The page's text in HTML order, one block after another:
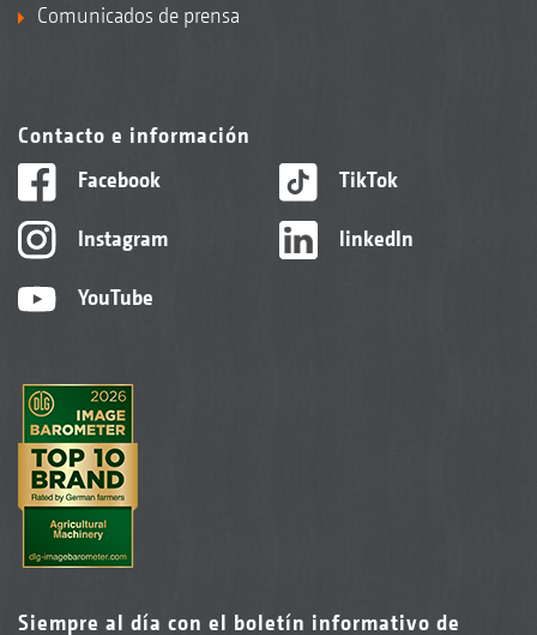
Comunicados de prensa
Contacto e información
Facebook
Instagram
YouTube
TikTok
linkedIn
Siempre al día con el boletín informativo de